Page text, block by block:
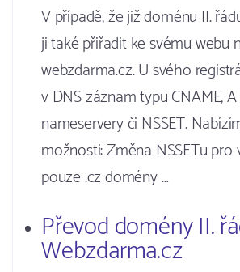
V případě, že již doménu II.
ji také přiřadit ke svému webu
webzdarma.cz. U svého
v DNS záznam typu CNAME,
nameservery či NSSET.
možnosti: Změna NSSETu
pouze .cz domény …
Převod domény II.
Webzdarma.cz